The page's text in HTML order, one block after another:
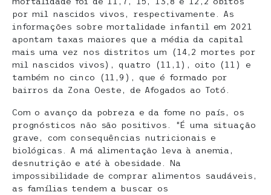
por mil nascidos vivos, respectivamente. As
informações sobre mortalidade infantil em 2021
apontam taxas maiores que a média da capital
mais uma vez nos distritos um (14,2 mortes por
mil nascidos vivos), quatro (11,1), oito (11) e
também no cinco (11,9), que é formado por
bairros da Zona Oeste, de Afogados ao Totó.
Com o avanço da pobreza e da fome no país, os
prognósticos não são positivos. “É uma situação
grave, com consequências nutricionais e
biológicas. A má alimentação leva à anemia,
desnutrição e até à obesidade. Na
impossibilidade de comprar alimentos saudáveis,
as famílias tendem a buscar os